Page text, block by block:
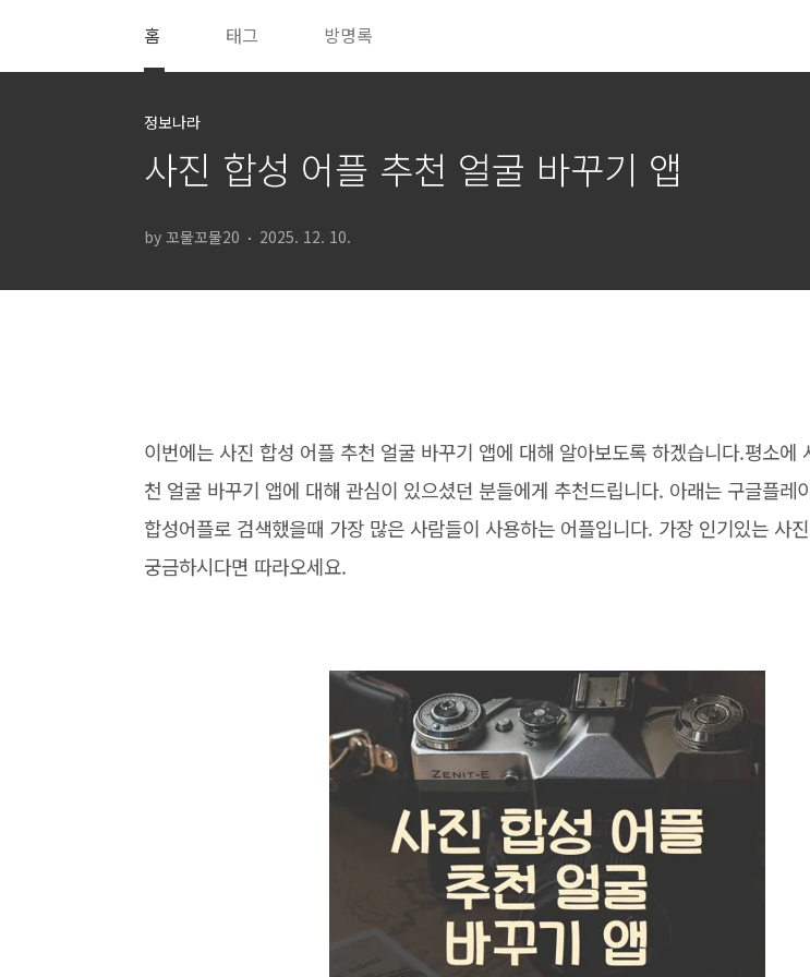
홈 태그 방명록
정보나라
사진 합성 어플 추천 얼굴 바꾸기 앱
by 꼬물꼬물20 2025. 12. 10.
이번에는 사진 합성 어플 추천 얼굴 바꾸기 앱에 대해 알아보도록 하겠습니다.평소에
천 얼굴 바꾸기 앱에 대해 관심이 있으셨던 분들에게 추천드립니다. 아래는 구글플레
합성어플로 검색했을때 가장 많은 사람들이 사용하는 어플입니다. 가장 인기있는 사
궁금하시다면 따라오세요.